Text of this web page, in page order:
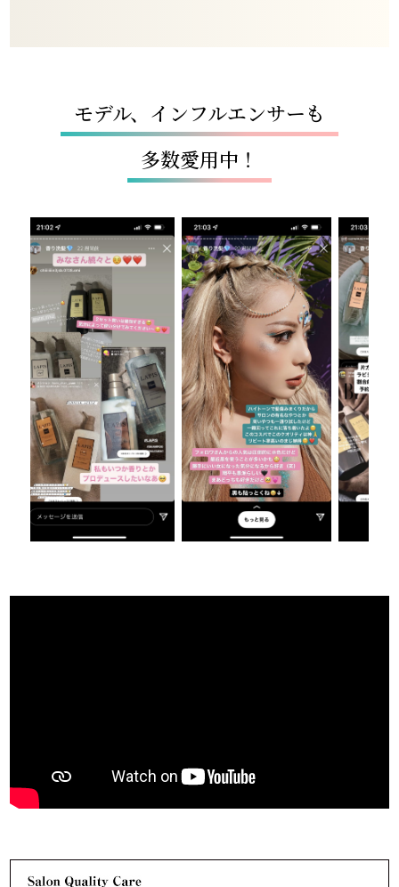
モデル、インフルエンサーも
多数愛用中！